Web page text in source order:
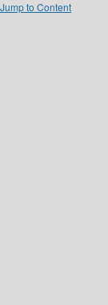
Jump to Content